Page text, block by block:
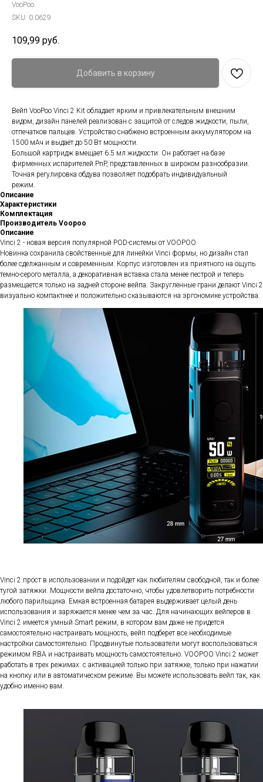
VooPoo
SKU: 0.0629
109,99 руб.
Добавить в корзину
Вейп VooPoo Vinci 2 Kit обладает ярким и привлекательным внешним
видом, дизайн панелей реализован с защитой от следов жидкости, пыли,
отпечатков пальцев. Устройство снабжено встроенным аккумулятором на
1500 мАч и выдаёт до 50 Вт мощности.
Большой картридж вмещает 6.5 мл жидкости. Он работает на базе
фирменных испарителей PnP, представленных в широком разнообразии.
Точная регулировка обдува позволяет подобрать индивидуальный
режим.
Описание
Характеристики
Комплектация
Производитель Voopoo
Описание
Vinci 2 - новая версия популярной POD-системы от VOOPOO.
Новинка сохранила свойственные для линейки Vinci формы, но дизайн стал
более сделжанным и современным. Корпус изготовлен из приятного на ощупь
темно-серого металла, а декоративная вставка стала менее пестрой и теперь
размещается только на задней стороне вейпа. Закругленные грани делают Vinci 2
визуально компактнее и положительно сказываются на эргономике устройства.
Vinci 2 прост в использовании и подойдет как любителям свободной, так и более
тугой затяжки. Мощности вейпа достаточно, чтобы удовлетворить потребности
любого парильщика. Емкая встроенная батарея выдерживает целый день
использования и заряжается менее чем за час. Для начинающих вейперов в
Vinci 2 имеется умный Smart режим, в котором вам даже не придется
самостоятельно настраивать мощность, вейп подберет все необходимые
настройки самостоятельно. Продвинутые пользователи могут воспользоваться
режимом RBA и настраивать мощность самостоятельно. VOOPOO Vinci 2 может
работать в трех режимах: с активацией только при затяжке, только при нажатии
на кнопку или в автоматическом режиме. Вы можете использовать вейп так, как
удобно именно вам.